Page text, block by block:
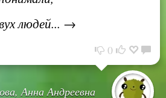
людей... →
0
Анна Андреевна